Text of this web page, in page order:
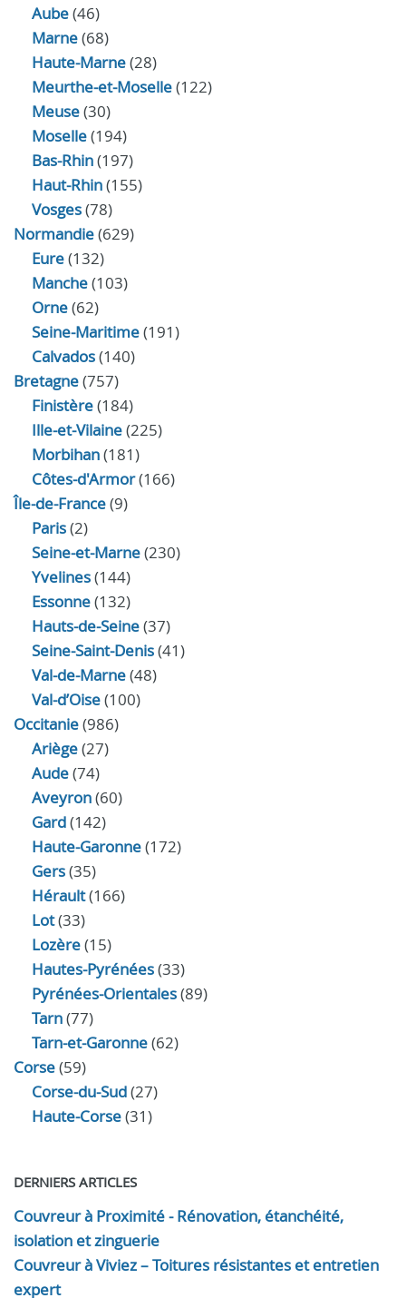
Aube(46)
Marne(68)
Haute-Marne(28)
Meurthe-et-Moselle(122)
Meuse(30)
Moselle(194)
Bas-Rhin(197)
Haut-Rhin(155)
Vosges(78)
Normandie(629)
Eure(132)
Manche(103)
Orne(62)
Seine-Maritime(191)
Calvados(140)
Bretagne(757)
Finistère(184)
Ille-et-Vilaine(225)
Morbihan(181)
Côtes-d'Armor(166)
Île-de-France(9)
Paris(2)
Seine-et-Marne(230)
Yvelines(144)
Essonne(132)
Hauts-de-Seine(37)
Seine-Saint-Denis(41)
Val-de-Marne(48)
Val-d’Oise(100)
Occitanie(986)
Ariège(27)
Aude(74)
Aveyron(60)
Gard(142)
Haute-Garonne(172)
Gers(35)
Hérault(166)
Lot(33)
Lozère(15)
Hautes-Pyrénées(33)
Pyrénées-Orientales(89)
Tarn(77)
Tarn-et-Garonne(62)
Corse(59)
Corse-du-Sud(27)
Haute-Corse(31)
DERNIERS ARTICLES
Couvreur à Proximité - Rénovation, étanchéité,
isolation et zinguerie
Couvreur à Viviez – Toitures résistantes et entretien
expert